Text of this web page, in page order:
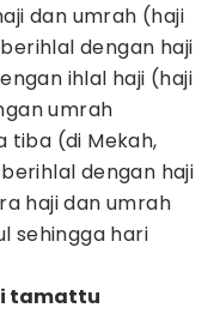
dan umrah (haji
dengan haji
ihlal haji (haji
umrah
(di Mekah,
dengan haji
haji dan umrah
sehingga hari
tamattu